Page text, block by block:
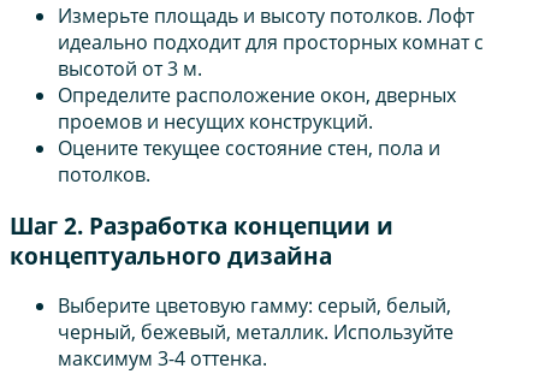
Измерьте площадь и высоту потолков. Лофт
идеально подходит для просторных комнат с
высотой от 3 м.
Определите расположение окон, дверных
проемов и несущих конструкций.
Оцените текущее состояние стен, пола и
потолков.
Шаг 2. Разработка концепции и
концептуального дизайна
Выберите цветовую гамму: серый, белый,
черный, бежевый, металлик. Используйте
максимум 3-4 оттенка.